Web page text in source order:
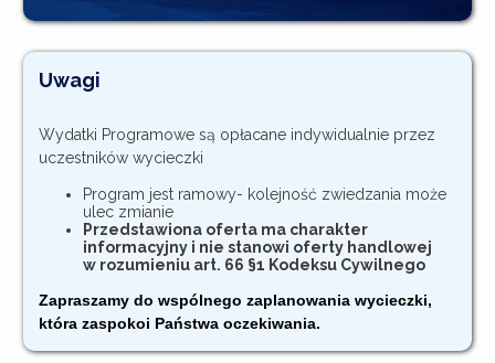
Uwagi
Wydatki Programowe są opłacane indywidualnie przez
uczestników wycieczki
Program jest ramowy- kolejność zwiedzania może
ulec zmianie
Przedstawiona oferta ma charakter
informacyjny i nie stanowi oferty handlowej
w rozumieniu art. 66 §1 Kodeksu Cywilnego
Zapraszamy do wspólnego zaplanowania wycieczki,
która zaspokoi Państwa oczekiwania.